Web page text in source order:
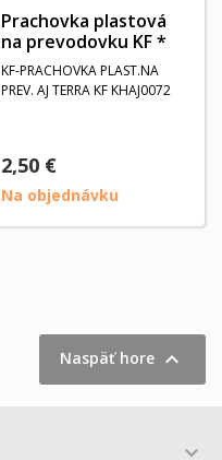
Prachovka plastová
na prevodovku KF *
KF-PRACHOVKA PLAST.NA
PREV. AJ TERRA KF KHAJ0072
2,50 €
Na objednávku
Naspäť hore 
